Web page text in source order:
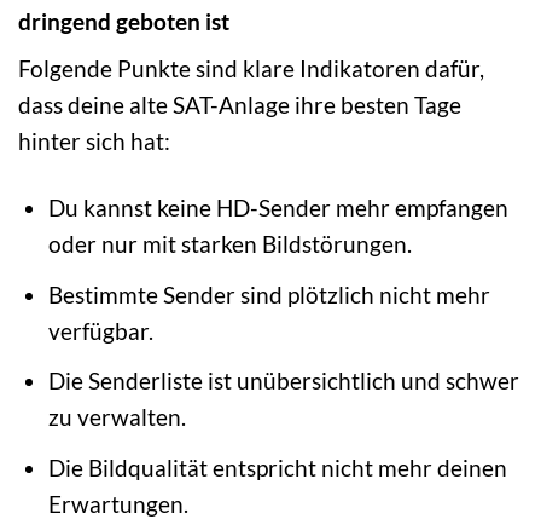
dringend geboten ist
Folgende Punkte sind klare Indikatoren dafür,
dass deine alte SAT-Anlage ihre besten Tage
hinter sich hat:
Du kannst keine HD-Sender mehr empfangen
oder nur mit starken Bildstörungen.
Bestimmte Sender sind plötzlich nicht mehr
verfügbar.
Die Senderliste ist unübersichtlich und schwer
zu verwalten.
Die Bildqualität entspricht nicht mehr deinen
Erwartungen.